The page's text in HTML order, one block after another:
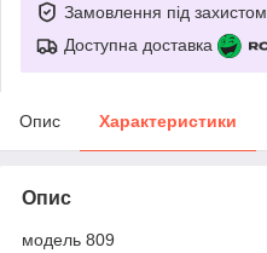
Замовлення під захистом
Доступна доставка
Опис Характеристики
Опис
модель 809